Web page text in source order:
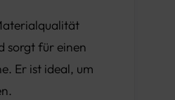
sorgt für einen
Er ist ideal, um